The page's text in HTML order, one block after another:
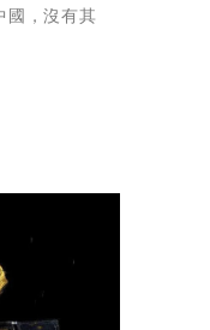
國，沒有其